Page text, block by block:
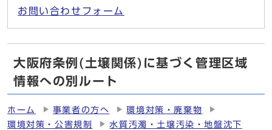
お問い合わせフォーム
大阪府条例(土壌関係)に基づく管理区域
情報への別ルート
ホーム 事業者の方へ
環境対策・廃棄物
環境対策・公害規制
水質汚濁・土壌汚染・地盤沈下